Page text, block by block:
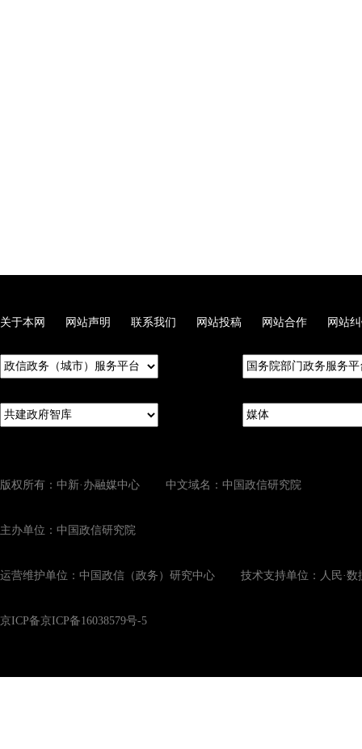
关于本网 网站声明 联系我们 网站投稿 网站合作 网站
版权所有：中新·办融媒中心 中文域名：中国政信研究院
主办单位：中国政信研究院
运营维护单位：中国政信（政务）研究中心 技术支持单位：人民·数
京ICP备京ICP备16038579号-5